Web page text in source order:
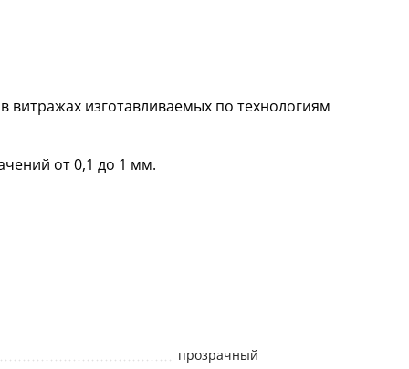
изготавливаемых по технологиям
от 0,1 до 1 мм.
прозрачный